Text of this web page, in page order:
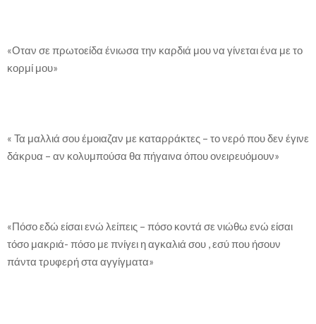
«Οταν σε πρωτοείδα ένιωσα την καρδιά μου να γίνεται ένα με το
κορμί μου»
« Τα μαλλιά σου έμοιαζαν με καταρράκτες – το νερό που δεν έγινε
δάκρυα – αν κολυμπούσα θα πήγαινα όπου ονειρευόμουν»
«Πόσο εδώ είσαι ενώ λείπεις – πόσο κοντά σε νιώθω ενώ είσαι
τόσο μακριά- πόσο με πνίγει η αγκαλιά σου , εσύ που ήσουν
πάντα τρυφερή στα αγγίγματα»